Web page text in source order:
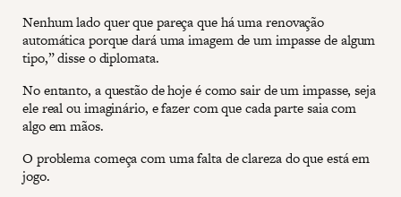
Nenhum lado quer que pareça que há uma renovação
automática porque dará uma imagem de um impasse de algum
tipo,” disse o diplomata.
No entanto, a questão de hoje é como sair de um impasse, seja
ele real ou imaginário, e fazer com que cada parte saia com
algo em mãos.
O problema começa com uma falta de clareza do que está em
jogo.